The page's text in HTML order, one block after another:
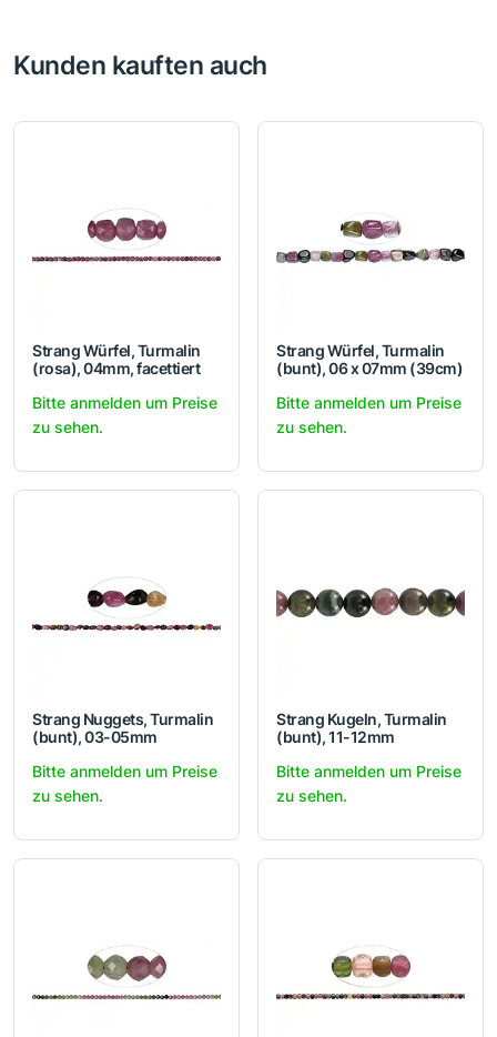
Kunden kauften auch
Strang Würfel, Turmalin
(rosa), 04mm, facettiert
Bitte anmelden um Preise
zu sehen.
Strang Würfel, Turmalin
(bunt), 06 x 07mm (39cm)
Bitte anmelden um Preise
zu sehen.
Strang Nuggets, Turmalin
(bunt), 03-05mm
Bitte anmelden um Preise
zu sehen.
Strang Kugeln, Turmalin
(bunt), 11-12mm
Bitte anmelden um Preise
zu sehen.